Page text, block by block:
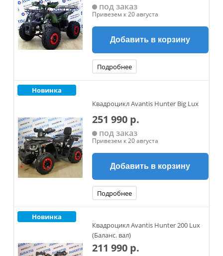
под заказ
Привезем к 20 августа
Добавить в корзину
Подробнее
Новинка
Квадроцикл Avantis Hunter Big Lux
251 990 р.
под заказ
Привезем к 20 августа
Добавить в корзину
Подробнее
Новинка
Квадроцикл Avantis Hunter 200 Lux
(Баланс. вал)
211 990 р.